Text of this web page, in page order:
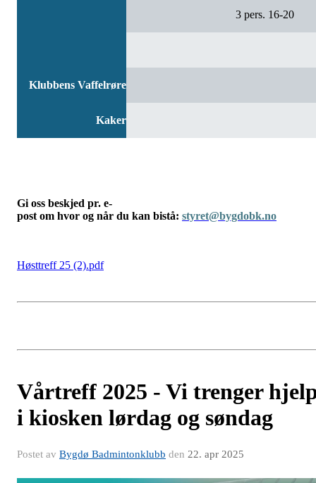
3 pers. 16-20
Klubbens Vaffelrøre
Kaker
Gi oss beskjed pr. e-
post om hvor og når du kan bistå: styret@bygdobk.no
Høsttreff 25 (2).pdf
Vårtreff 2025 - Vi trenger
i kiosken lørdag og søndag
Postet av Bygdø Badmintonklubb den 22. apr 2025